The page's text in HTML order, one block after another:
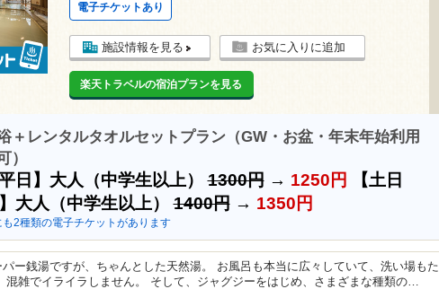
電子チケットあり
施設情報を見る お気に入りに追加
楽天トラベルの宿泊プランを見る
＋レンタルタオルセットプラン（GW・お盆・年末年始利用
）
平日】大人（中学生以上）1300円→ 1250円
【土日
大人（中学生以上）1400円→ 1350円
も2種類の電子チケットがあります
パー銭湯ですが、ちゃんとした天然湯。 お風呂も本当に広々していて、洗い場もた
混雑でイライラしません。 そして、ジャグジーをはじめ、さまざまな種類の…